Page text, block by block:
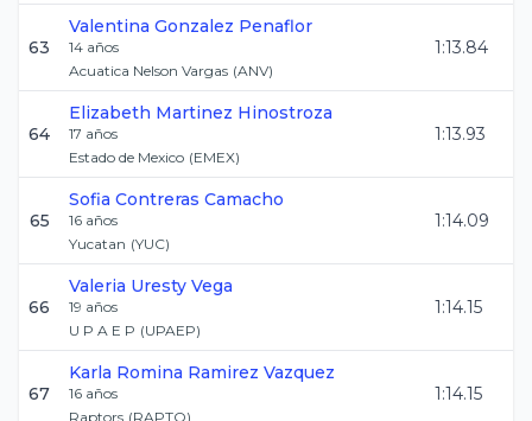
63
Valentina Gonzalez Penaflor
14 años
Acuatica Nelson Vargas (ANV)
1:13.84
64
Elizabeth Martinez Hinostroza
17 años
Estado de Mexico (EMEX)
1:13.93
65
Sofia Contreras Camacho
16 años
Yucatan (YUC)
1:14.09
66
Valeria Uresty Vega
19 años
U P A E P (UPAEP)
1:14.15
67
Karla Romina Ramirez Vazquez
16 años
Raptors (RAPTO)
1:14.15